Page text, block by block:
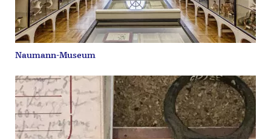
Naumann-Museum